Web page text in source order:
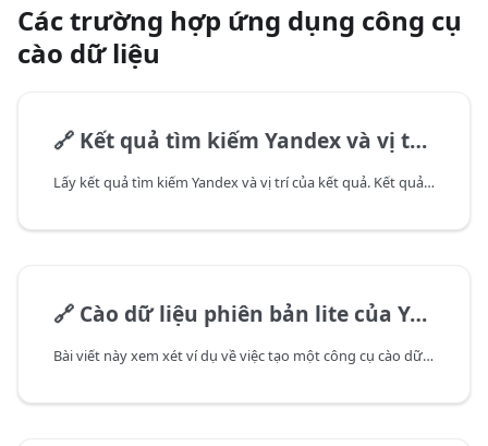
Các trường hợp ứng dụng công cụ
cào dữ liệu
🔗 Kết quả tìm kiếm Yandex và vị trí thứ hạng
Lấy kết quả tìm kiếm Yandex và vị trí của kết quả. Kết quả được ghi vào tệp csv.
🔗 Cào dữ liệu phiên bản lite của Yandex
Bài viết này xem xét ví dụ về việc tạo một công cụ cào dữ liệu để thu thập thông tin từ phiên bản lite của công cụ tìm kiếm Yandex.